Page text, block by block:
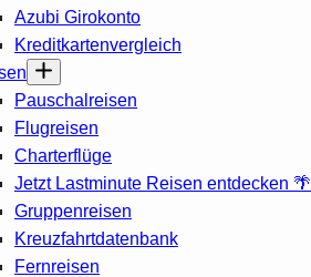
Azubi Girokonto
Kreditkartenvergleich
Pauschalreisen
Flugreisen
Charterflüge
Jetzt Lastminute Reisen entdecken 🌴
Gruppenreisen
Kreuzfahrtdatenbank
Fernreisen